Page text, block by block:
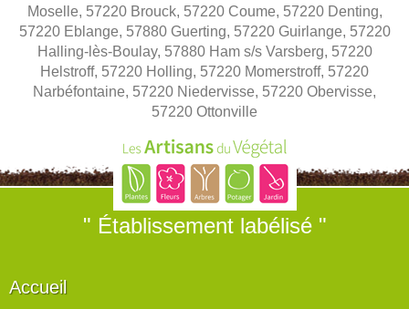
Moselle, 57220 Brouck, 57220 Coume, 57220 Denting,
57220 Eblange, 57880 Guerting, 57220 Guirlange, 57220
Halling-lès-Boulay, 57880 Ham s/s Varsberg, 57220
Helstroff, 57220 Holling, 57220 Momerstroff, 57220
Narbéfontaine, 57220 Niedervisse, 57220 Obervisse,
57220 Ottonville
" Établissement labélisé "
Accueil